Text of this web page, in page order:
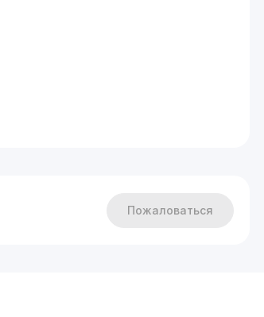
Пожаловаться